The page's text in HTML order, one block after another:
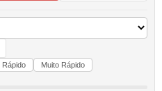
Rápido Muito Rápido